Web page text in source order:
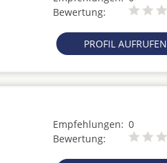
Bewertung:
PROFIL AUFRUFEN
Empfehlungen: 0
Bewertung: